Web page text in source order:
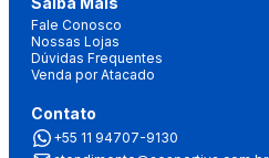
Fale Conosco
Nossas Lojas
Dúvidas Frequentes
Venda por Atacado
Contato
+55 11 94707-9130